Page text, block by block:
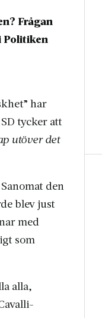
Frågan
Politiken
har
tycker att
utöver det
den
blev just
med
som
alla,